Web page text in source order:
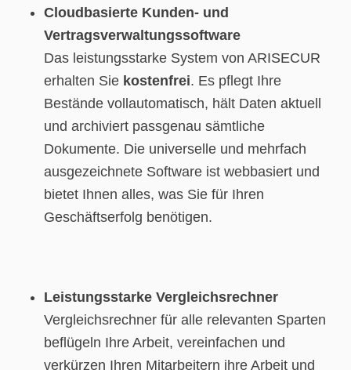
Cloudbasierte Kunden- und
Vertragsverwaltungssoftware
Das leistungsstarke System von ARISECUR
erhalten Sie kostenfrei. Es pflegt Ihre
Bestände vollautomatisch, hält Daten aktuell
und archiviert passgenau sämtliche
Dokumente. Die universelle und mehrfach
ausgezeichnete Software ist webbasiert und
bietet Ihnen alles, was Sie für Ihren
Geschäftserfolg benötigen.
Leistungsstarke Vergleichsrechner
Vergleichsrechner für alle relevanten Sparten
beflügeln Ihre Arbeit, vereinfachen und
verkürzen Ihren Mitarbeitern ihre Arbeit und